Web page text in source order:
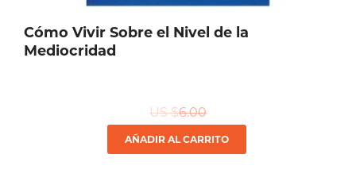
Cómo Vivir Sobre el Nivel de la
Mediocridad
US $6.00
AÑADIR AL CARRITO